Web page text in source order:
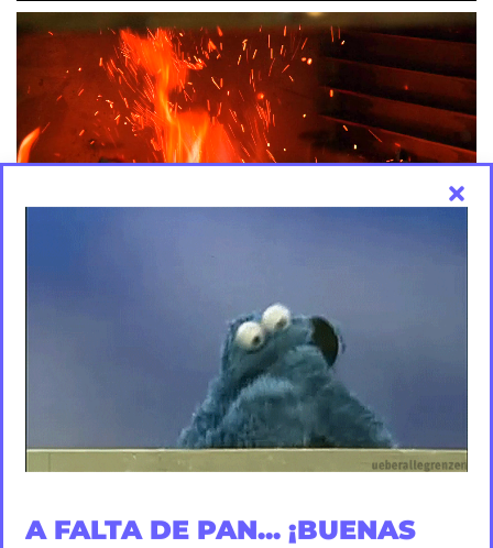
A FALTA DE PAN... ¡BUENAS